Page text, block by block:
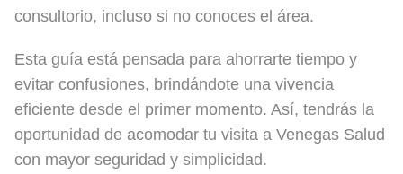
consultorio, incluso si no conoces el área.
Esta guía está pensada para ahorrarte tiempo y
evitar confusiones, brindándote una vivencia
eficiente desde el primer momento. Así, tendrás la
oportunidad de acomodar tu visita a Venegas Salud
con mayor seguridad y simplicidad.